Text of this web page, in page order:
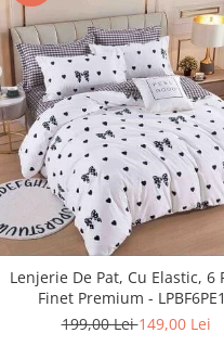
Lenjerie De Pat, Cu Elastic, 6
Finet Premium -
199,00 Lei149,00 Lei